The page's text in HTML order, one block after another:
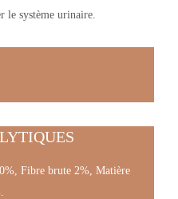
le système urinaire.
Fibre brute 2%, Matière